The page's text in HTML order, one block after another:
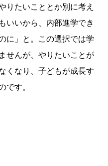
りたいこととか別に考え
いいから、内部進学でき
に」と。この選択では学
せんが、やりたいことが
くなり、子どもが成長す
です。